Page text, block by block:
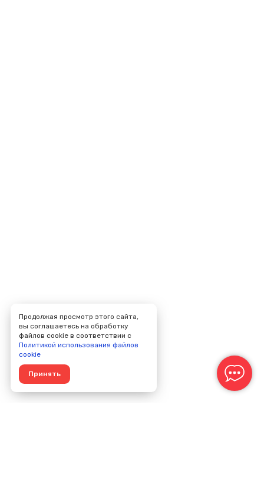
Продолжая просмотр этого сайта,
вы соглашаетесь на обработку
файлов cookie в соответствии с
Политикой использования файлов
cookie
Принять